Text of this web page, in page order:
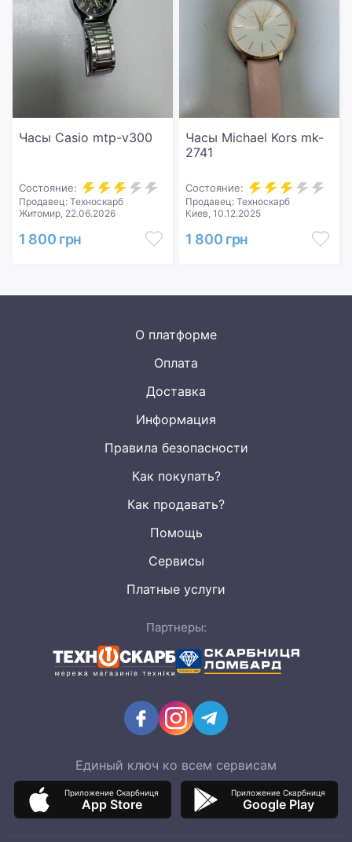
Часы Casio mtp-v300
Состояние:
Продавец: Техноскарб
Житомир, 22.06.2026
1 800 грн
Часы Michael Kors mk-
2741
Состояние:
Продавец: Техноскарб
Киев, 10.12.2025
1 800 грн
О платформе
Оплата
Доставка
Информация
Правила безопасности
Как покупать?
Как продавать?
Помощь
Сервисы
Платные услуги
Партнеры:
Единый ключ ко всем сервисам
Приложение Скарбниця
App Store
Приложение Скарбниця
Google Play